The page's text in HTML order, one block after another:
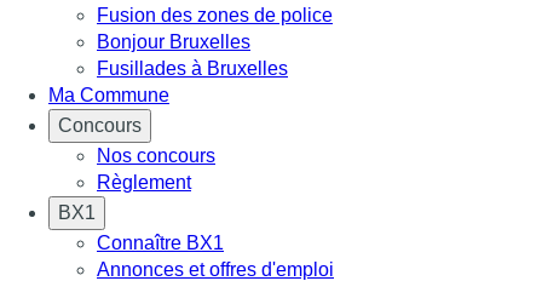
Fusion des zones de police
Bonjour Bruxelles
Fusillades à Bruxelles
Ma Commune
Concours
Nos concours
Règlement
BX1
Connaître BX1
Annonces et offres d'emploi